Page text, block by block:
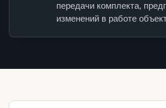
передачи комплекта,
изменений в работе